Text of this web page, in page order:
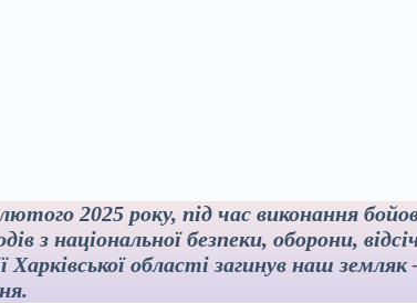
2025 року, під час виконання
з національної безпеки, оборони,
Харківської області загинув наш